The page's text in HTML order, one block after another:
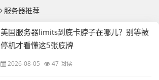
服务器推荐
美国服务器limits到底卡脖子在哪儿？别等被
停机才看懂这5张底牌
2026-08-05 47 阅读